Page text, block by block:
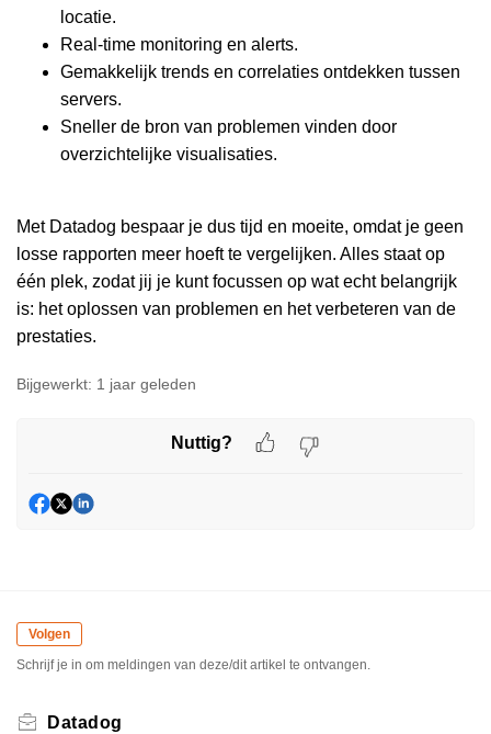
locatie.
Real-time monitoring en alerts.
Gemakkelijk trends en correlaties ontdekken tussen
servers.
Sneller de bron van problemen vinden door
overzichtelijke visualisaties.
Met Datadog bespaar je dus tijd en moeite, omdat je geen
losse rapporten meer hoeft te vergelijken. Alles staat op
één plek, zodat jij je kunt focussen op wat echt belangrijk
is: het oplossen van problemen en het verbeteren van de
prestaties.
Bijgewerkt: 1 jaar geleden
Nuttig?
Volgen
Schrijf je in om meldingen van deze/dit artikel te ontvangen.
Datadog